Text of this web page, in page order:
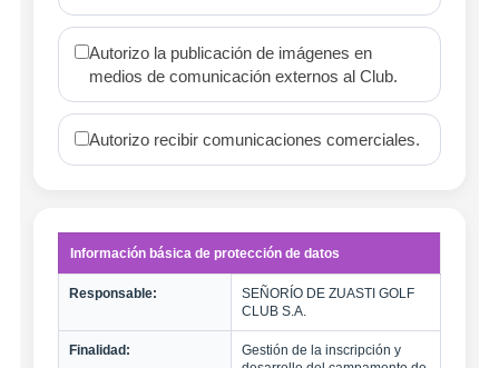
Autorizo la publicación de imágenes en
medios de comunicación externos al Club.
Autorizo recibir comunicaciones comerciales.
Información básica de protección de datos
Responsable:
SEÑORÍO DE ZUASTI GOLF
CLUB S.A.
Finalidad:
Gestión de la inscripción y